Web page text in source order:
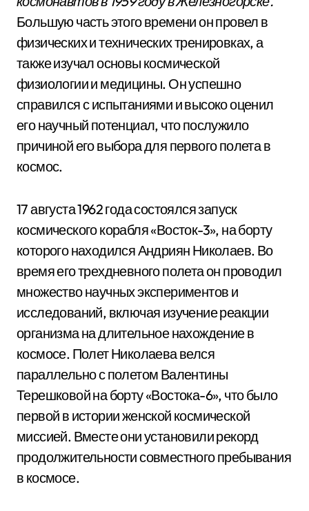
Большую часть этого времени он провел в
физических и технических тренировках, а
также изучал основы космической
физиологии и медицины. Он успешно
справился с испытаниями и высоко оценил
его научный потенциал, что послужило
причиной его выбора для первого полета в
космос.
17 августа 1962 года состоялся запуск
космического корабля «Восток-3», на борту
которого находился Андриян Николаев. Во
время его трехдневного полета он проводил
множество научных экспериментов и
исследований, включая изучение реакции
организма на длительное нахождение в
космосе. Полет Николаева велся
параллельно с полетом Валентины
Терешковой на борту «Востока-6», что было
первой в истории женской космической
миссией. Вместе они установили рекорд
продолжительности совместного пребывания
в космосе.